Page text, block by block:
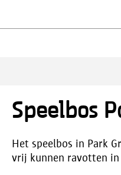
Speelbos
Het speelbos in Park
vrij kunnen ravotten in